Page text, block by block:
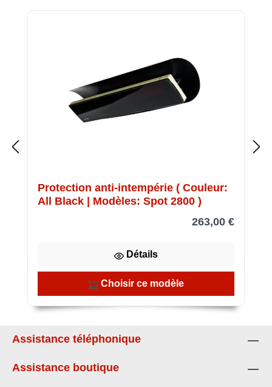
Protection anti-intempérie ( Couleur:
All Black | Modèles: Spot 2800 )
263,00 €
Détails
Choisir ce modèle
Assistance téléphonique
Assistance boutique